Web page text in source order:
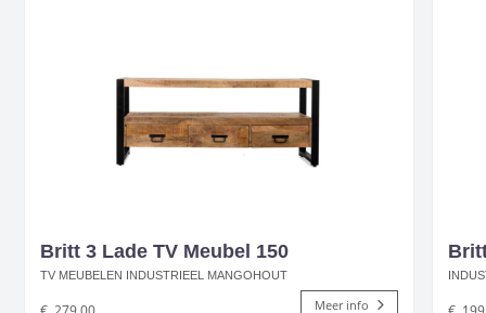
Britt 3 Lade TV Meubel 150
TV MEUBELEN INDUSTRIEEL MANGOHOUT
Meer info